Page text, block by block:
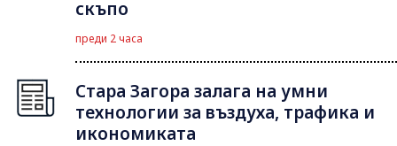
скъпо
преди 2 часа
Стара Загора залага на умни
технологии за въздуха, трафика и
икономиката